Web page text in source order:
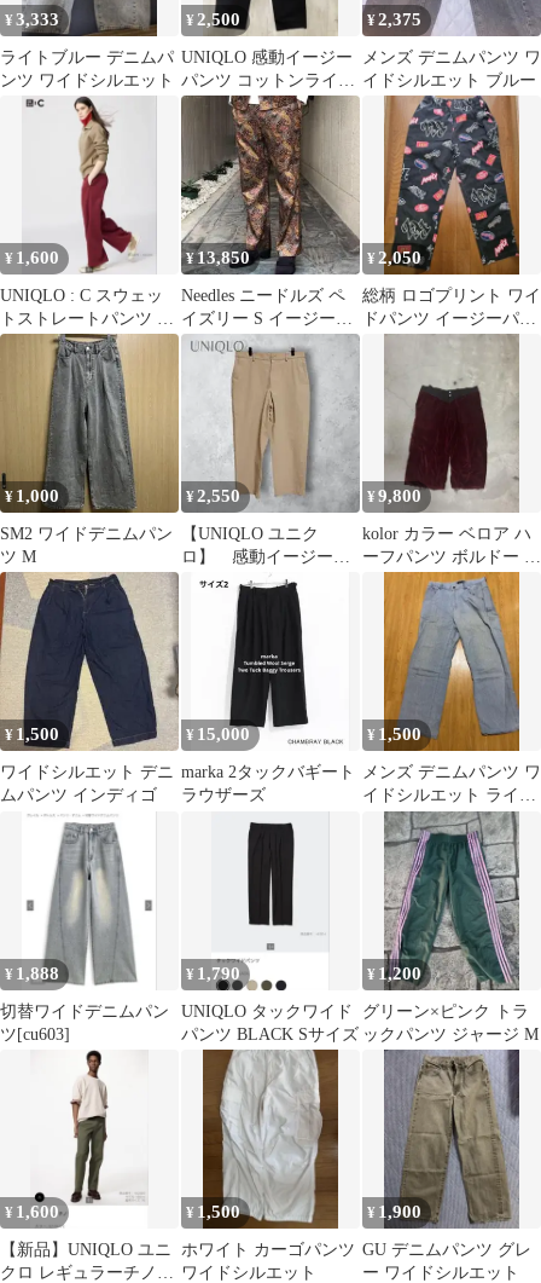
¥3,333
ライトブルー デニムパ
ンツ ワイドシルエット
¥ 2,500
UNIQLO 感動イージー
パンツ コットンライク
ブラック S
¥2,375
メンズ デニムパンツ ワ
イドシルエット ブルー
¥ 1,600
UNIQLO : C スウェッ
トストレートパンツ レ
ッド
¥13,850
Needles ニードルズ ペ
イズリー S イージーパ
ンツ ネペンテス 日本製
¥ 2,050
総柄 ロゴプリント ワイ
ドパンツ イージーパン
ツ ブランド WEGO
¥ 1,000
SM2 ワイドデニムパン
ツ M
¥2,550
【UNIQLO ユニク
ロ】 感動イージーパ
ンツ ベージュ L 洗
える メンズ
¥9,800
kolor カラー ベロア ハ
ーフパンツ ボルドー ワ
イド カットオフ
¥ 1,500
ワイドシルエット デニ
ムパンツ インディゴ
¥ 15,000
marka 2タックバギート
ラウザーズ
¥ 1,500
メンズ デニムパンツ ワ
イドシルエット ライト
ブルー
¥ 1,888
切替ワイドデニムパン
ツ[cu603]
¥ 1,790
UNIQLO タックワイド
パンツ BLACK Sサイズ
¥ 1,200
グリーン×ピンク トラ
ックパンツ ジャージ M
¥ 1,600
【新品】UNIQLO ユニ
クロ レギュラーチノ
¥ 1,500
ホワイト カーゴパンツ
ワイドシルエット
¥ 1,900
GU デニムパンツ グレ
ー ワイドシルエット